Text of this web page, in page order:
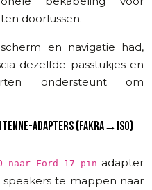
doorlussen.
en navigatie had,
dezelfde passtukjes en
ondersteunt om
ADAPTERS (FAKRA→ISO)
naar-Ford-17-pin adapter
speakers te mappen naar